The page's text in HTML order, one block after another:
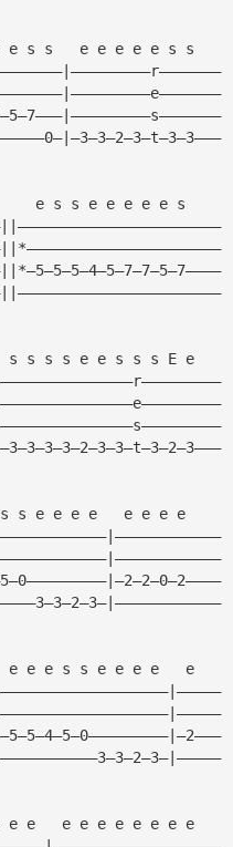
e s s   e e e e e s s
e s s e e e e e s
s s s e e s s s E e
s e e e e   e e e e
e e s s e e e e   e
e   e e e e e e e e